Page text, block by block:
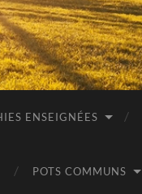
ENSEIGNÉES
POTS COMMUNS